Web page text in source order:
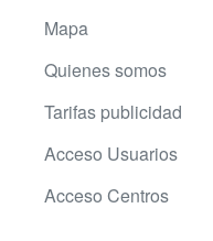
Mapa
Quienes somos
Tarifas publicidad
Acceso Usuarios
Acceso Centros